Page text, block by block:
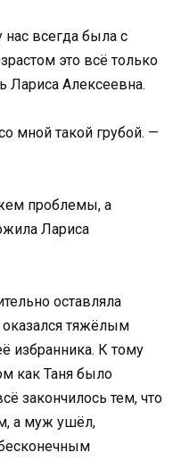
всегда была с
это всё только
Лариса Алексеевна.
мной такой грубой. —
проблемы, а
Лариса
оставляла
тяжёлым
избранника. К тому
как Таня было
закончилось тем, что
а муж ушёл,